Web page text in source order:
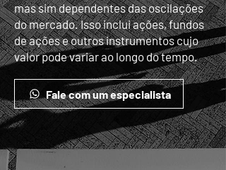
mas sim dependentes das oscilações
do mercado. Isso inclui ações, fundos
de ações e outros instrumentos cujo
valor pode variar ao longo do tempo.
Fale com um especialista